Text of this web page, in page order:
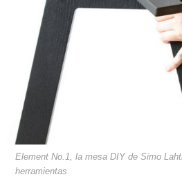
Element No.1, la mesa DIY de Simo
herramientas